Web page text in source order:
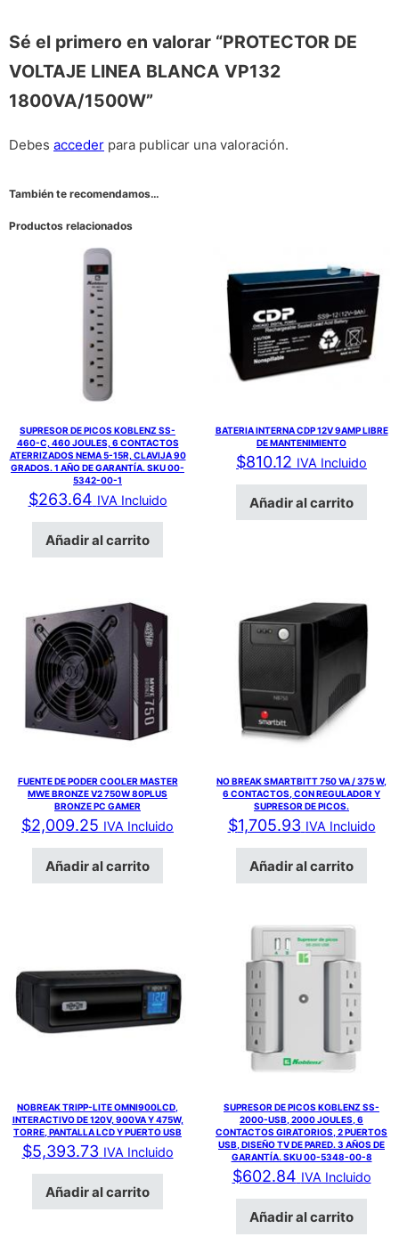
Sé el primero en valorar “PROTECTOR DE
VOLTAJE LINEA BLANCA VP132
1800VA/1500W”
Debes acceder para publicar una valoración.
También te recomendamos…
Productos relacionados
SUPRESOR DE PICOS KOBLENZ SS-
460-C, 460 JOULES, 6 CONTACTOS
ATERRIZADOS NEMA 5-15R, CLAVIJA 90
GRADOS. 1 AÑO DE GARANTÍA. SKU 00-
5342-00-1
$263.64 IVA Incluido
Añadir al carrito
BATERIA INTERNA CDP 12V 9AMP LIBRE
DE MANTENIMIENTO
$810.12 IVA Incluido
Añadir al carrito
FUENTE DE PODER COOLER MASTER
MWE BRONZE V2 750W 80PLUS
BRONZE PC GAMER
$2,009.25 IVA Incluido
Añadir al carrito
NO BREAK SMARTBITT 750 VA / 375 W,
6 CONTACTOS, CON REGULADOR Y
SUPRESOR DE PICOS.
$1,705.93 IVA Incluido
Añadir al carrito
NOBREAK TRIPP-LITE OMNI900LCD,
INTERACTIVO DE 120V, 900VA Y 475W,
TORRE, PANTALLA LCD Y PUERTO USB
$5,393.73 IVA Incluido
Añadir al carrito
SUPRESOR DE PICOS KOBLENZ SS-
2000-USB, 2000 JOULES, 6
CONTACTOS GIRATORIOS, 2 PUERTOS
USB, DISEÑO TV DE PARED. 3 AÑOS DE
GARANTÍA. SKU 00-5348-00-8
$602.84 IVA Incluido
Añadir al carrito